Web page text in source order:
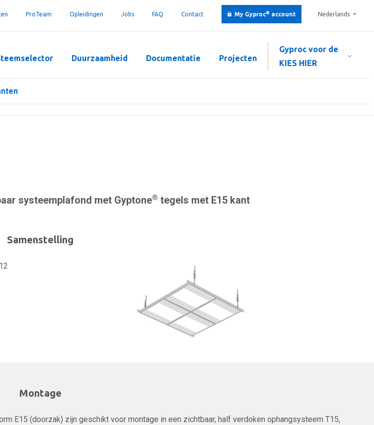
Nederlands
ProTeam Opleidingen Jobs FAQ Contact My Gyproc® account
Gyproc voor de
KIES HIER
Duurzaamheid Documentatie Projecten
systeemplafond met Gyptone® tegels met E15 kant
Samenstelling
Montage
E15 (doorzak) zijn geschikt voor montage in een zichtbaar, half verdoken ophangsysteem T15,